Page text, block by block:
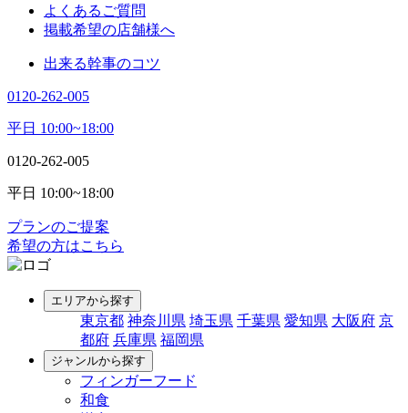
よくあるご質問
掲載希望の店舗様へ
出来る幹事のコツ
0120-262-005
平日 10:00~18:00
0120-262-005
平日 10:00~18:00
プランのご提案
希望の方はこちら
エリアから探す
東京都 神奈川県 埼玉県 千葉県 愛知県 大阪府 京
都府 兵庫県 福岡県
ジャンルから探す
フィンガーフード
和食